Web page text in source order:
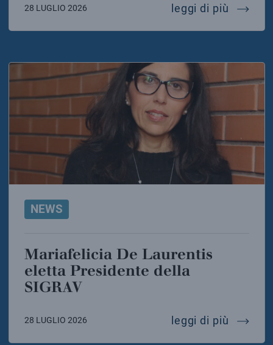
28 LUGLIO 2026 leggi di più verso
NEWS
Mariafelicia De Laurentis
eletta Presidente della
SIGRAV
28 LUGLIO 2026 leggi di più